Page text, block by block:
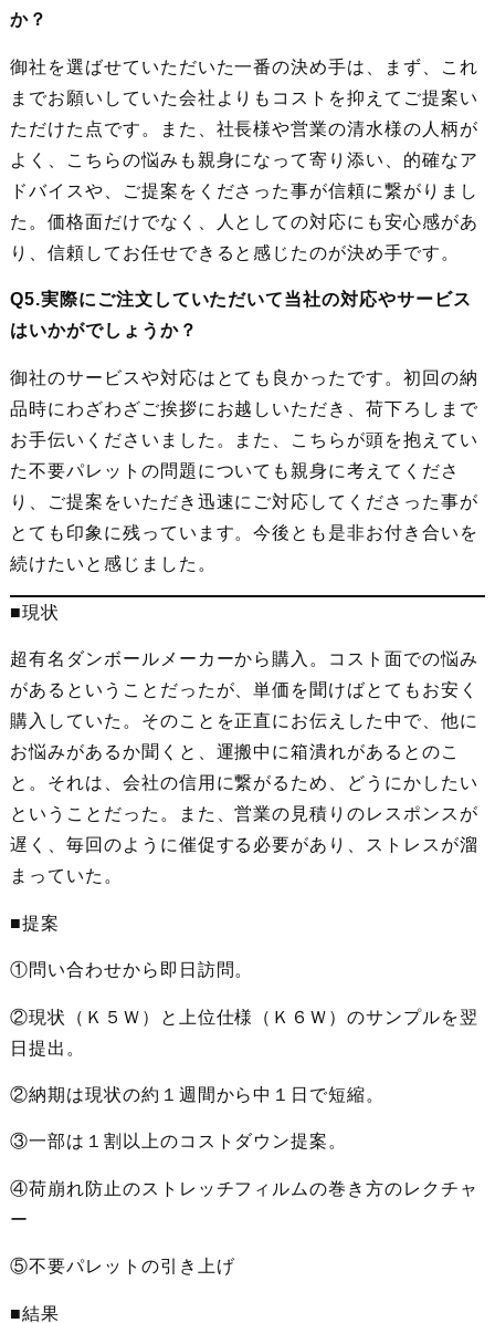
か？
御社を選ばせていただいた一番の決め手は、まず、これ
までお願いしていた会社よりもコストを抑えてご提案い
ただけた点です。また、社長様や営業の清水様の人柄が
よく、こちらの悩みも親身になって寄り添い、的確なア
ドバイスや、ご提案をくださった事が信頼に繋がりまし
た。価格面だけでなく、人としての対応にも安心感があ
り、信頼してお任せできると感じたのが決め手です。
Q5.実際にご注文していただいて当社の対応やサービス
はいかがでしょうか？
御社のサービスや対応はとても良かったです。初回の納
品時にわざわざご挨拶にお越しいただき、荷下ろしまで
お手伝いくださいました。また、こちらが頭を抱えてい
た不要パレットの問題についても親身に考えてくださ
り、ご提案をいただき迅速にご対応してくださった事が
とても印象に残っています。今後とも是非お付き合いを
続けたいと感じました。
■現状
超有名ダンボールメーカーから購入。コスト面での悩み
があるということだったが、単価を聞けばとてもお安く
購入していた。そのことを正直にお伝えした中で、他に
お悩みがあるか聞くと、運搬中に箱潰れがあるとのこ
と。それは、会社の信用に繋がるため、どうにかしたい
ということだった。また、営業の見積りのレスポンスが
遅く、毎回のように催促する必要があり、ストレスが溜
まっていた。
■提案
①問い合わせから即日訪問。
②現状（Ｋ５Ｗ）と上位仕様（Ｋ６Ｗ）のサンプルを翌
日提出。
②納期は現状の約１週間から中１日で短縮。
③一部は１割以上のコストダウン提案。
④荷崩れ防止のストレッチフィルムの巻き方のレクチャ
ー
⑤不要パレットの引き上げ
■結果